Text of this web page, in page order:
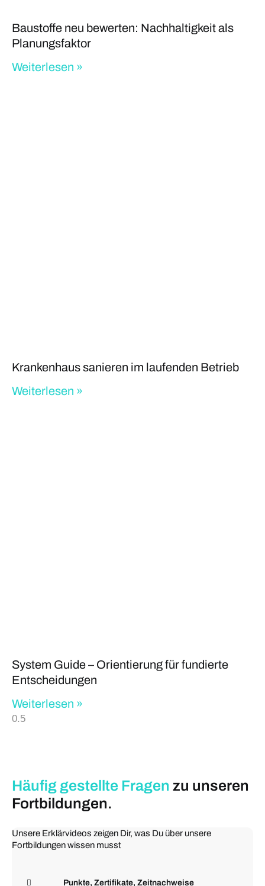
Baustoffe neu bewerten: Nachhaltigkeit als
Planungsfaktor
Weiterlesen »
Krankenhaus sanieren im laufenden Betrieb
Weiterlesen »
System Guide – Orientierung für fundierte
Entscheidungen
Weiterlesen »
Häufig gestellte Fragen zu unseren
Fortbildungen.
Unsere Erklärvideos zeigen Dir, was Du über unsere
Fortbildungen wissen musst
Punkte, Zertifikate, Zeitnachweise